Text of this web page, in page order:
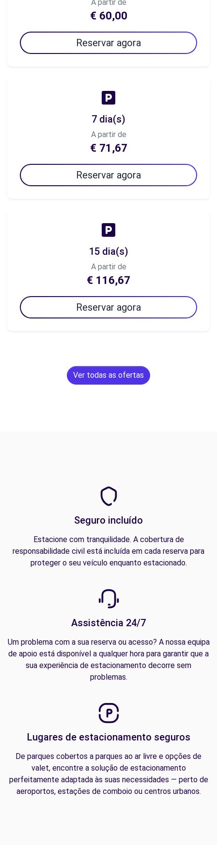
A partir de
€ 60,00
Reservar agora
7 dia(s)
A partir de
€ 71,67
Reservar agora
15 dia(s)
A partir de
€ 116,67
Reservar agora
Ver todas as ofertas
Seguro incluído
Estacione com tranquilidade. A cobertura de
responsabilidade civil está incluída em cada reserva para
proteger o seu veículo enquanto estacionado.
Assistência 24/7
Um problema com a sua reserva ou acesso? A nossa equipa
de apoio está disponível a qualquer hora para garantir que a
sua experiência de estacionamento decorre sem
problemas.
Lugares de estacionamento seguros
De parques cobertos a parques ao ar livre e opções de
valet, encontre a solução de estacionamento
perfeitamente adaptada às suas necessidades — perto de
aeroportos, estações de comboio ou centros urbanos.